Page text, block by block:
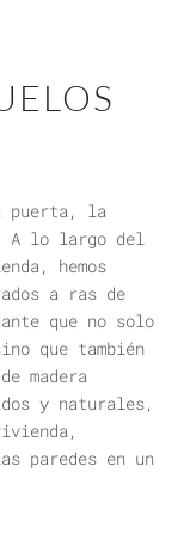
puerta, la
A lo largo del
hemos
a ras de
que no solo
que también
madera
y naturales,
paredes en un